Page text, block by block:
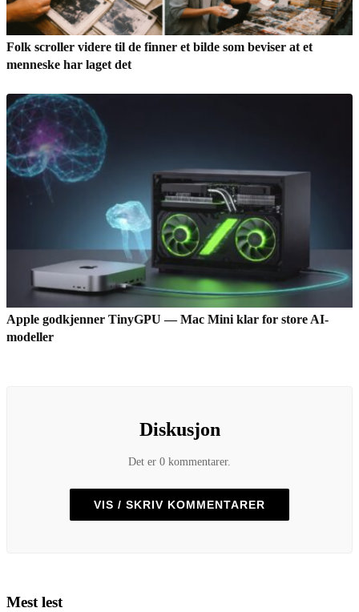
Folk scroller videre til de finner et bilde som beviser at et
menneske har laget det
Apple godkjenner TinyGPU — Mac Mini klar for store AI-
modeller
Diskusjon
Det er 0 kommentarer.
VIS / SKRIV KOMMENTARER
Mest lest